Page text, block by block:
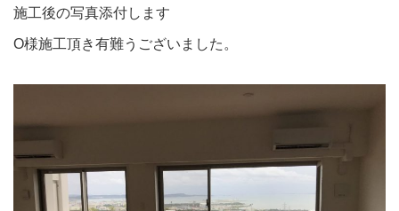
施工後の写真添付します
O様施工頂き有難うございました。